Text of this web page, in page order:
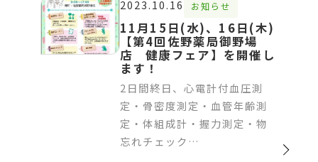
2023.10.16 お知らせ
11月15日(水)、16日(木)
【第4回佐野薬局御野場
店 健康フェア】を開催し
ます！
2日間終日、心電計付血圧測
定・骨密度測定・血管年齢測
定・体組成計・握力測定・物
忘れチェック…